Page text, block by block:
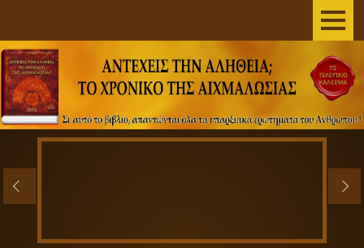
AΡΧΙΚΗ
ΣΥΓΓΡΑΦΕΑΣ